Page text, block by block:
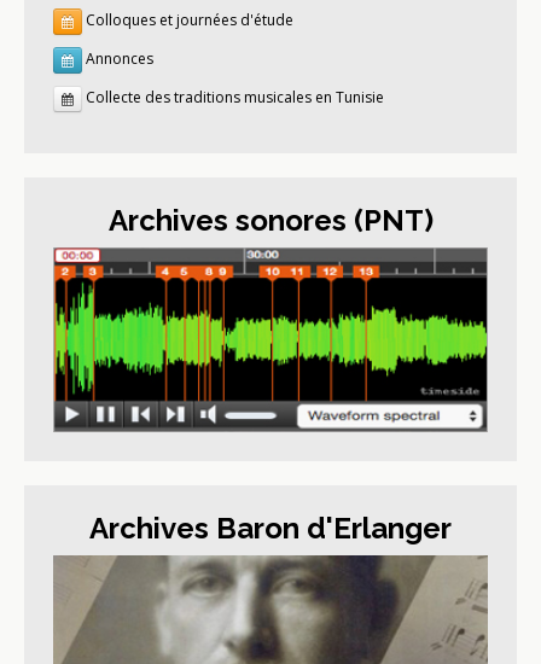
Colloques et journées d'étude
Annonces
Collecte des traditions musicales en Tunisie
Archives sonores (PNT)
Archives Baron d'Erlanger